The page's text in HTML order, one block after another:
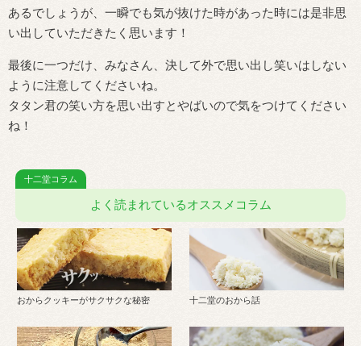
あるでしょうが、一瞬でも気が抜けた時があった時には是非思
い出していただきたく思います！
最後に一つだけ、みなさん、決して外で思い出し笑いはしない
ように注意してくださいね。
タタン君の笑い方を思い出すとやばいので気をつけてください
ね！
よく読まれているオススメコラム
おからクッキーがサクサクな秘密 十二堂のおから話